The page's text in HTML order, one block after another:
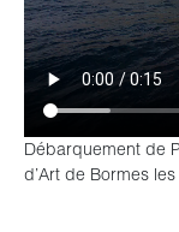
Débarquement de
d’Art de Bormes